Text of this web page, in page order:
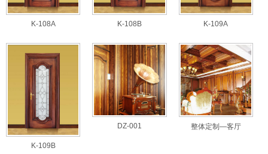
K-108A K-108B K-109A
K-109B
DZ-001 整体定制—客厅